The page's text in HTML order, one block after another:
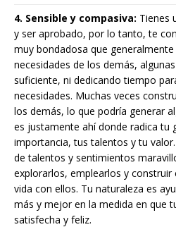
4. Sensible y compasiva: Tienes
y ser aprobado, por lo tanto, te
muy bondadosa que
necesidades de los demás,
suficiente, ni dedicando tiempo
necesidades. Muchas veces
los demás, lo que podría generar
es justamente ahí donde radica tu
importancia, tus talentos y tu
de talentos y sentimientos
explorarlos, emplearlos y construir
vida con ellos. Tu naturaleza es
más y mejor en la medida en que
satisfecha y feliz.